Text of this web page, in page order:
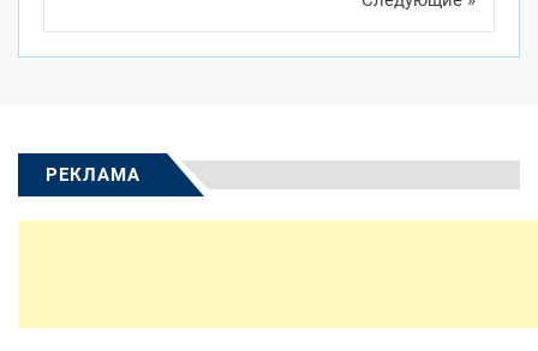
РЕКЛАМА